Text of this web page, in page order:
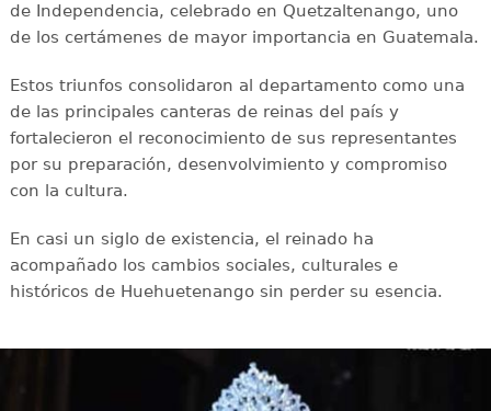
de Independencia, celebrado en Quetzaltenango, uno
de los certámenes de mayor importancia en Guatemala.
Estos triunfos consolidaron al departamento como una
de las principales canteras de reinas del país y
fortalecieron el reconocimiento de sus representantes
por su preparación, desenvolvimiento y compromiso
con la cultura.
En casi un siglo de existencia, el reinado ha
acompañado los cambios sociales, culturales e
históricos de Huehuetenango sin perder su esencia.